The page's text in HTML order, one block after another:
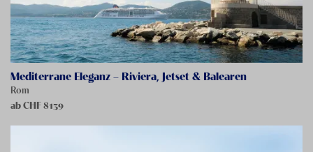
Mediterrane Eleganz – Riviera, Jetset & Balearen
Rom
ab CHF8139